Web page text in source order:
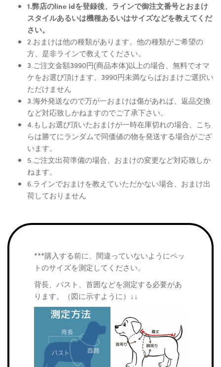
1.弊店のline idを登録後、ラインで御注文番号とおまけ
スタイルあるいは機種あるいはサイズなどを教えてくだ
さい。
2.おまけは他の種類があります。他の種類がご希望の
方、是非ラインで教えてください。
3.ご注文金額3990円(商品本体)以上の場合、無料でオマ
ケをお選び頂けます。3990円未満ならばおまけご選択い
ただけません
3.海外発送なので万が一おまけは傷があれば、返品交換
など対応致しかねますのでご了承下さい。
4.もしお選び頂いたおまけが一時在庫切れの場合、こち
らは勝てにランダムで同価値の物を発送する場合がござ
います。
5.ご注文出荷準備の場合、おまけの変更など対応致しか
ねます。
6.ラインでおまけを教えていただかない場合、おまけ出
荷しておりません
***購入する前に、間違っていないようにペッ
トのサイズを測定してください。
背長、バスト、首囲などを測定する必要があ
ります。（図に示すように）↓↓